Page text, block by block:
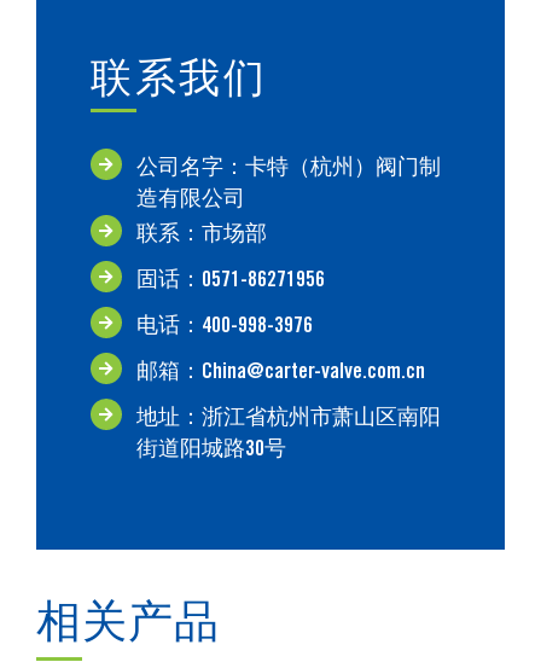
联系我们
公司名字：卡特（杭州）阀门制
造有限公司
联系：市场部
固话：0571-86271956
电话：400-998-3976
邮箱：China@carter-valve.com.cn
地址：浙江省杭州市萧山区南阳
街道阳城路30号
相关产品